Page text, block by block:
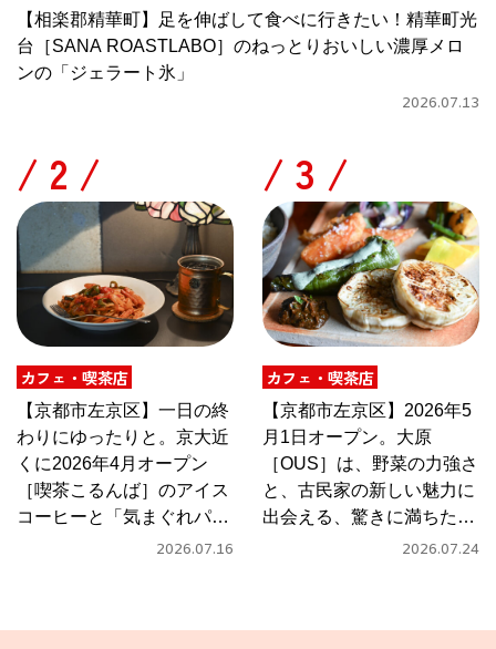
【相楽郡精華町】足を伸ばして食べに行きたい！精華町光
台［SANA ROASTLABO］のねっとりおいしい濃厚メロ
ンの「ジェラート氷」
2026.07.13
/
カフェ・喫茶店
【京都市左京区】一日の終
わりにゆったりと。京大近
くに2026年4月オープン
［喫茶こるんば］のアイス
コーヒーと「気まぐれパス
2026.07.16
/
カフェ・喫茶店
【京都市左京区】2026年5
月1日オープン。大原
［OUS］は、野菜の力強さ
と、古民家の新しい魅力に
出会える、驚きに満ちたカ
2026.07.24